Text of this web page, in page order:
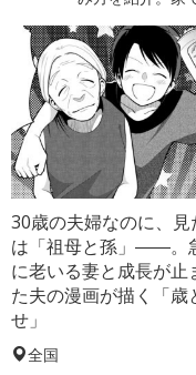
30歳の夫婦なのに、見
は「祖母と孫」――。
に老いる妻と成長が止
た夫の漫画が描く「歳
せ」
全国